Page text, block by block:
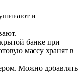
и
банке при
массу хранят в
Можно добавлять